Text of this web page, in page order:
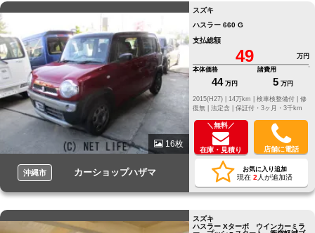
16枚
沖縄市 カーショップハザマ
スズキ
ハスラー 660 G
支払総額
49
万円
本体価格
44 万円
諸費用
5 万円
修
復無 | 法定含 | 保証付・3ヶ月・3千km
＼無料／
在庫・見積り 店舗に電話
お気に入り追加
現在 2 人が追加済
スズキ
ハスラー Xターボ ウインカーミラ